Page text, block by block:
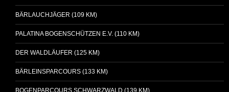
BÄRLAUCHJÄGER (109 KM)
PALATINA BOGENSCHÜTZEN E.V. (110 KM)
DER WALDLÄUFER (125 KM)
BÄRLEINSPARCOURS (133 KM)
BOGENPARCOURS SCHWARZWALD (139 KM)